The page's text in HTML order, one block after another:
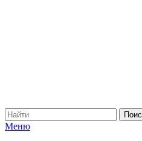
Меню